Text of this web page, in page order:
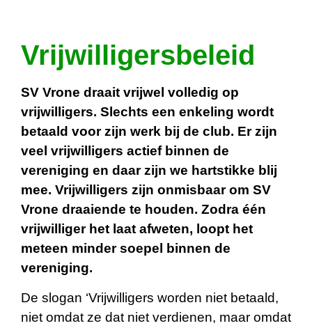
Vrijwilligersbeleid
SV Vrone draait vrijwel volledig op
vrijwilligers. Slechts een enkeling wordt
betaald voor zijn werk bij de club. Er zijn
veel vrijwilligers actief binnen de
vereniging en daar zijn we hartstikke blij
mee. Vrijwilligers zijn onmisbaar om SV
Vrone draaiende te houden. Zodra één
vrijwilliger het laat afweten, loopt het
meteen minder soepel binnen de
vereniging.
De slogan ‘Vrijwilligers worden niet betaald,
niet omdat ze dat niet verdienen, maar omdat